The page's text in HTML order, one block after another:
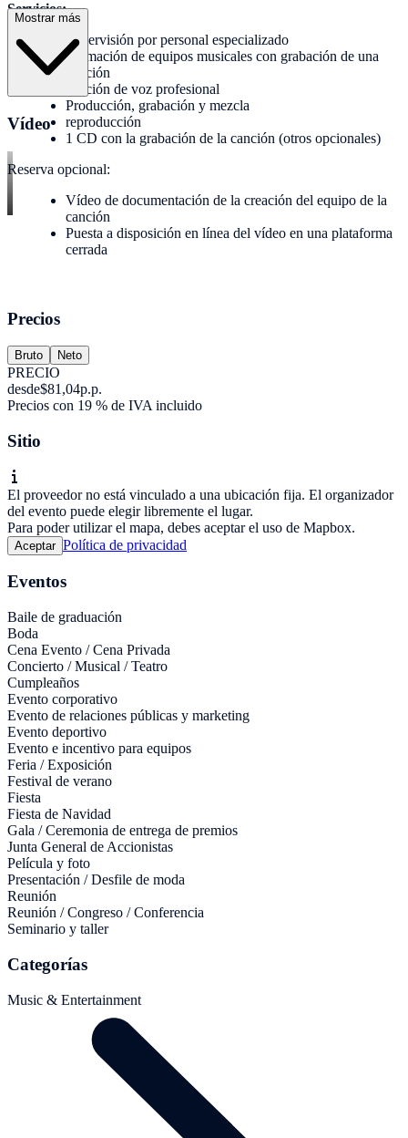
Servicios:
Supervisión por personal especializado
Formación de equipos musicales con grabación de una
canción
Edición de voz profesional
Producción, grabación y mezcla
reproducción
1 CD con la grabación de la canción (otros opcionales)
Reserva opcional:
Vídeo de documentación de la creación del equipo de la
canción
Puesta a disposición en línea del vídeo en una plataforma
cerrada
Mostrar más
Vídeo
Precios
Bruto Neto
PRECIO
desde$81,04p.p.
Precios con 19 % de IVA incluido
Sitio
El proveedor no está vinculado a una ubicación fija. El organizador
del evento puede elegir libremente el lugar.
Para poder utilizar el mapa, debes aceptar el uso de Mapbox.
Aceptar Política de privacidad
Eventos
Baile de graduación
Boda
Cena Evento / Cena Privada
Concierto / Musical / Teatro
Cumpleaños
Evento corporativo
Evento de relaciones públicas y marketing
Evento deportivo
Evento e incentivo para equipos
Feria / Exposición
Festival de verano
Fiesta
Fiesta de Navidad
Gala / Ceremonia de entrega de premios
Junta General de Accionistas
Película y foto
Presentación / Desfile de moda
Reunión
Reunión / Congreso / Conferencia
Seminario y taller
Categorías
Music & Entertainment